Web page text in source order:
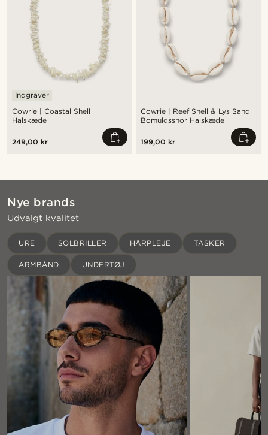
Cowrie | Coastal Shell
Halskæde
Indgraver
249,00 kr
Cowrie | Reef Shell & Lys Sand
Bomuldssnor Halskæde
199,00 kr
Nye brands
Udvalgt kvalitet
URE SOLBRILLER HÅRPLEJE TASKER
ARMBÅND UNDERTØJ